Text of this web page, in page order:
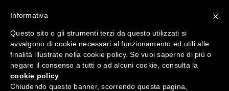
Tutte le categorie
×
Informativa
Questo sito o gli strumenti terzi da questo utilizzati si
avvalgono di cookie necessari al funzionamento ed utili alle
finalità illustrate nella cookie policy. Se vuoi saperne di più o
negare il consenso a tutti o ad alcuni cookie, consulta la
cookie policy
Chiudendo questo banner, scorrendo questa pagina,